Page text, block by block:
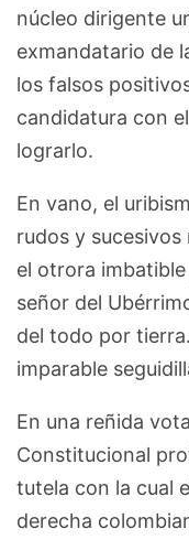
núcleo dirigente
exmandatario de
los falsos
candidatura con
lograrlo.
En vano, el
rudos y
el otrora
señor del
del todo por
imparable
En una reñida
Constitucional
tutela con la cual
derecha